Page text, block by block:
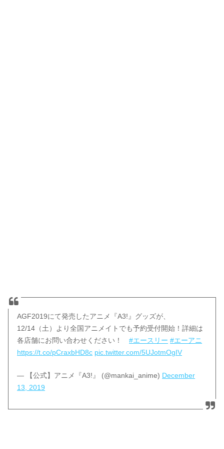
AGF2019にて発売したアニメ『A3!』グッズが、
12/14（土）より全国アニメイトでも予約受付開始！詳細は
各店舗にお問い合わせください！#エースリー #エーアニ
https://t.co/pCraxbHD8c pic.twitter.com/5UJotmOgIV
— 【公式】アニメ『A3!』 (@mankai_anime) December
13, 2019